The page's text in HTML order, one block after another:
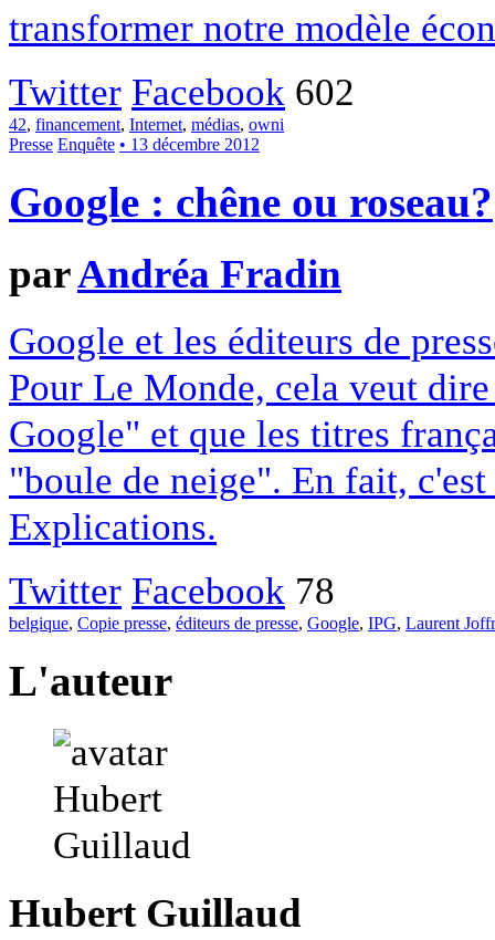
transformer notre modèle
Twitter Facebook 602
42, financement, Internet, médias, owni
Presse Enquête • 13 décembre 2012
Google : chêne ou roseau?
parAndréa Fradin
Google et les éditeurs de
Pour Le Monde, cela veut
Google" et que les titres
"boule de neige". En fait,
Explications.
Twitter Facebook 78
belgique, Copie presse, éditeurs de presse, Google, IPG, Laurent
L'auteur
Hubert Guillaud